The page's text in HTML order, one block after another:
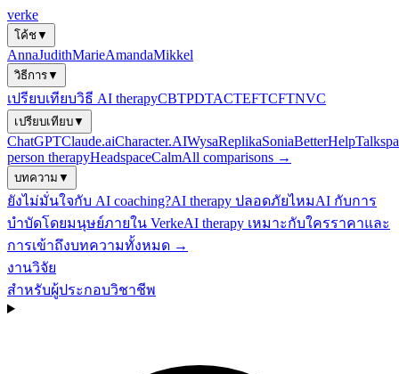
verke
โค้ช▼
AnnaJudithMarieAmandaMikkel
วิธีการ▼
เปรียบเทียบวิธี AI therapyCBTPDTACTEFTCFTNVC
เปรียบเทียบ▼
ChatGPTClaude.aiCharacter.AIWysaReplikaSoniaBetterHelp
person therapyHeadspaceCalmAll comparisons →
บทความ ▼
ยังไม่มั่นใจกับ AI coaching?AI therapy ปลอดภัยไหมAI กับการ
บำบัดโดยมนุษย์ภายใน VerkeAI therapy เหมาะกับใครราคาและ
การเข้าถึงบทความทั้งหมด →
งานวิจัย
สำหรับผู้ประกอบวิชาชีพ